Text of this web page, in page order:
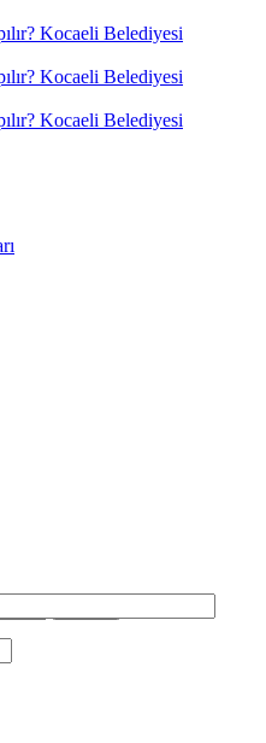
Kocaeli Belediyesi
Kocaeli Belediyesi
Kocaeli Belediyesi